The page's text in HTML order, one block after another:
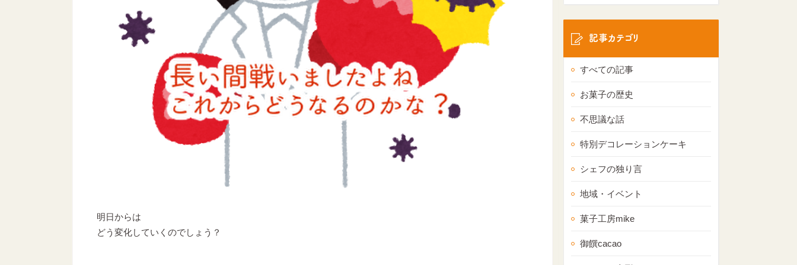
明日からは
どう変化していくのでしょう？
記事カテゴリ
すべての記事
お菓子の歴史
不思議な話
特別デコレーションケーキ
シェフの独り言
地域・イベント
菓子工房mike
御饌cacao